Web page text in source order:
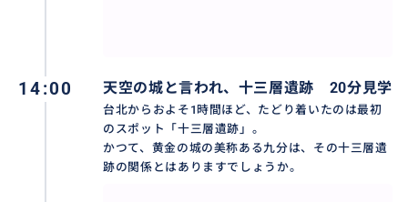
14:00 天空の城と言われ、十三層遺跡 20分見学
台北からおよそ1時間ほど、たどり着いたのは最初
のスポット「十三層遺跡」。
かつて、黄金の城の美称ある九分は、その十三層遺
跡の関係とはありますでしょうか。